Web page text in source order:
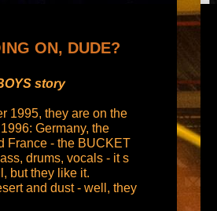
ON, DUDE?
story
1995, they are on the
Germany, the
France - the BUCKET
drums, vocals - it s
but they like it.
and dust - well, they